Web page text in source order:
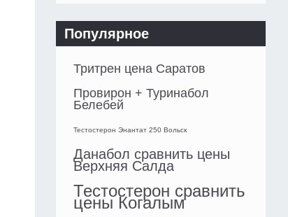
Популярное
Тритрен цена Саратов
Провирон + Туринабол
Белебей
Тестостерон Энантат 250 Вольск
Данабол сравнить цены
Верхняя Салда
Тестостерон сравнить
цены Когалым